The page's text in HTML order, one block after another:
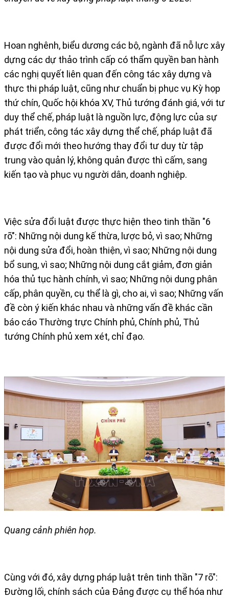
Hoan nghênh, biểu dương các bộ, ngành đã nỗ lực xây
dựng các dự thảo trình cấp có thẩm quyền ban hành
các nghị quyết liên quan đến công tác xây dựng và
thực thi pháp luật, cũng như chuẩn bị phục vụ Kỳ họp
thứ chín, Quốc hội khóa XV, Thủ tướng đánh giá, với tư
duy thể chế, pháp luật là nguồn lực, động lực của sự
phát triển, công tác xây dựng thể chế, pháp luật đã
được đổi mới theo hướng thay đổi tư duy từ tập
trung vào quản lý, không quản được thì cấm, sang
kiến tạo và phục vụ người dân, doanh nghiệp.
Việc sửa đổi luật được thực hiện theo tinh thần "6
rõ": Những nội dung kế thừa, lược bỏ, vì sao; Những
nội dung sửa đổi, hoàn thiện, vì sao; Những nội dung
bổ sung, vì sao; Những nội dung cắt giảm, đơn giản
hóa thủ tục hành chính, vì sao; Những nội dung phân
cấp, phân quyền, cụ thể là gì, cho ai, vì sao; Những vấn
đề còn ý kiến khác nhau và những vấn đề khác cần
báo cáo Thường trực Chính phủ, Chính phủ, Thủ
tướng Chính phủ xem xét, chỉ đạo.
Quang cảnh phiên họp.
Cùng với đó, xây dựng pháp luật trên tinh thần "7 rõ":
Đường lối, chính sách của Đảng được cụ thể hóa như